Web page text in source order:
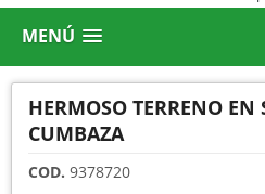
MENÚ
HERMOSO TERRENO EN
CUMBAZA
COD. 9378720